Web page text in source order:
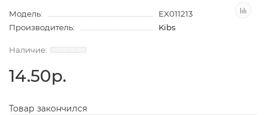
Модель:
EX011213
Производитель:
Kibs
14.50р.
Товар закончился